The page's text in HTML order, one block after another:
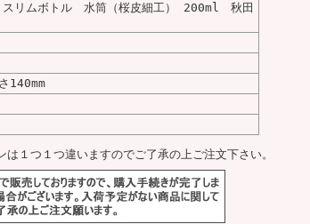
スリムボトル 水筒（桜皮細工） 200ml 秋田
140mm
１つ１つ違いますのでご了承の上ご注文下さい。